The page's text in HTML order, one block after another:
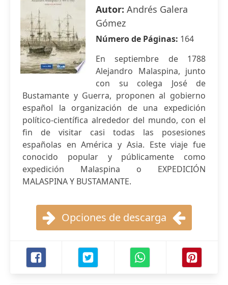
Autor: Andrés Galera
Gómez
Número de Páginas: 164
En septiembre de 1788
Alejandro Malaspina, junto
con su colega José de
Bustamante y Guerra, proponen al gobierno
español la organización de una expedición
político-científica alrededor del mundo, con el
fin de visitar casi todas las posesiones
españolas en América y Asia. Este viaje fue
conocido popular y públicamente como
expedición Malaspina o EXPEDICIÓN
MALASPINA Y BUSTAMANTE.
Opciones de descarga